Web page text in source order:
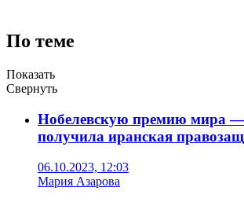
По теме
Показать
Свернуть
Нобелевскую премию мира —
получила иранская
06.10.2023, 12:03
Мария Азарова